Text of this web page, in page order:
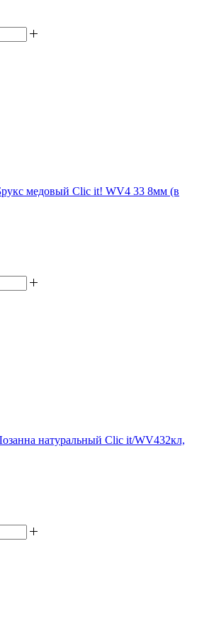
медовый Сlic it! WV4 33 8мм (в
натуральный Clic it/WV432кл,